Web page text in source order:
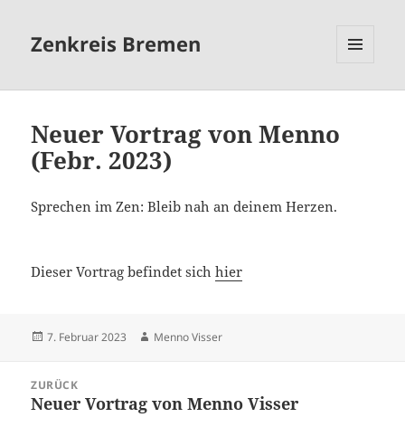
Zenkreis Bremen
Neuer Vortrag von Menno
(Febr. 2023)
Sprechen im Zen: Bleib nah an deinem Herzen.
Dieser Vortrag befindet sichhier
Veröffentlicht
7. Februar 2023 Autor
Menno Visser
ZURÜCK
Vorheriger
Neuer Vortrag von Menno Visser